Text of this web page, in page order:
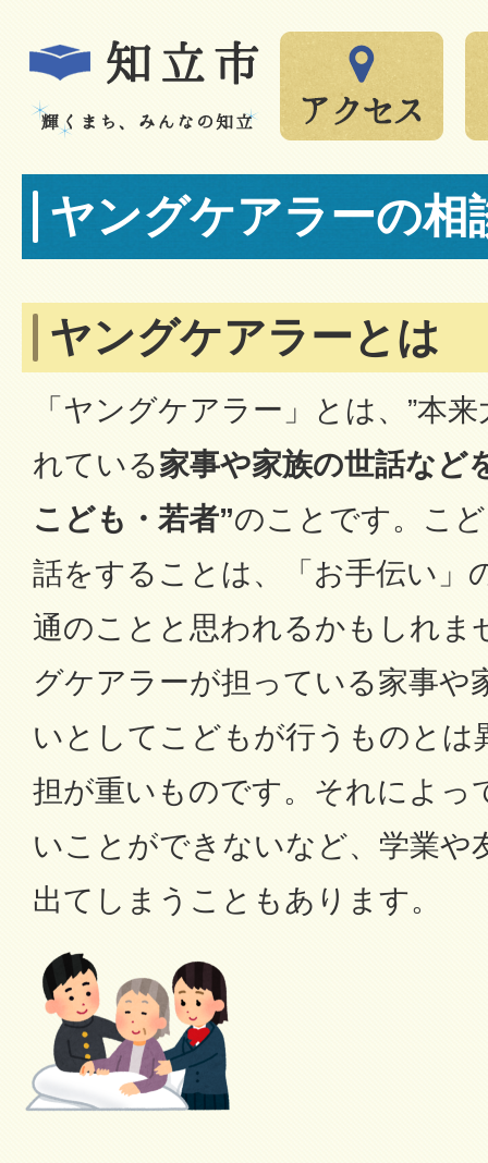
ヤングケアラーの相
ヤングケアラーとは
「ヤングケアラー」とは、”本
れている家事や家族の世話など
こども・若者”のことです。こ
話をすることは、「お手伝い」
通のことと思われるかもしれま
グケアラーが担っている家事や
いとしてこどもが行うものとは
担が重いものです。それによっ
いことができないなど、学業や
出てしまうこともあります。